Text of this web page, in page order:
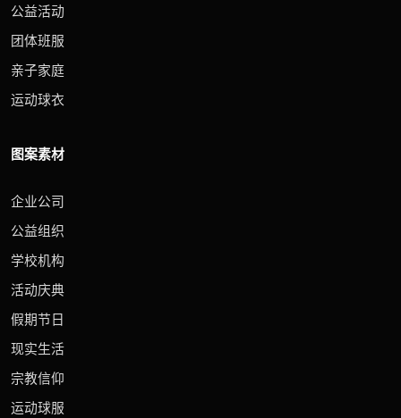
公益活动
团体班服
亲子家庭
运动球衣
图案素材
企业公司
公益组织
学校机构
活动庆典
假期节日
现实生活
宗教信仰
运动球服